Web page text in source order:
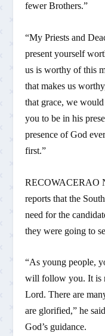
fewer Brothers.”
“My Priests and
present yourself
us is worthy of this
that makes us
that grace, we
you to be in his
presence of God
first.”
RECOWACERAO
reports that the
need for the
they were going to
“As young people,
will follow you. It is
Lord. There are
are glorified,” he
God’s guidance.